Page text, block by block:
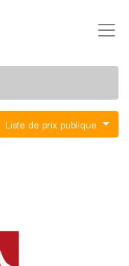
Liste de prix publique